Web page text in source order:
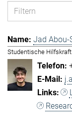
Jad Abou-
Studentische Hilfskraft